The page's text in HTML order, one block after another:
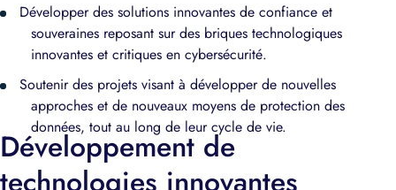
Développer des solutions innovantes de confiance et
souveraines reposant sur des briques technologiques
innovantes et critiques en cybersécurité.
Soutenir des projets visant à développer de nouvelles
approches et de nouveaux moyens de protection des
données, tout au long de leur cycle de vie.
Développement de